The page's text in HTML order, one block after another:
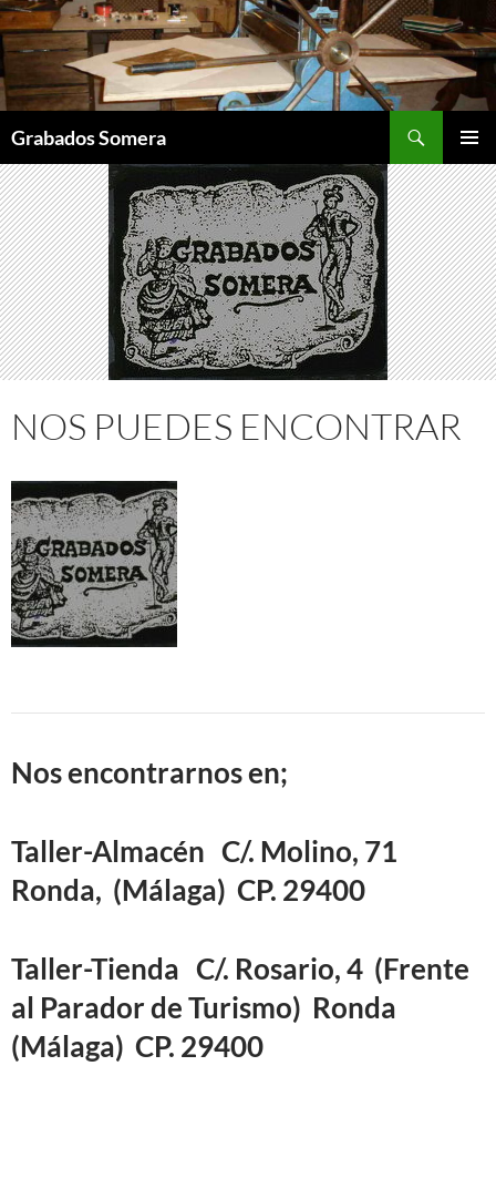
Saltar
al
contenido
Grabados Somera
MENÚ
NOS PUEDES ENCONTRAR
Nos encontrarnos en;
Taller-Almacén C/. Molino, 71
Ronda, (Málaga) CP. 29400
Taller-Tienda C/. Rosario, 4 (Frente
al Parador de Turismo) Ronda
(Málaga) CP. 29400